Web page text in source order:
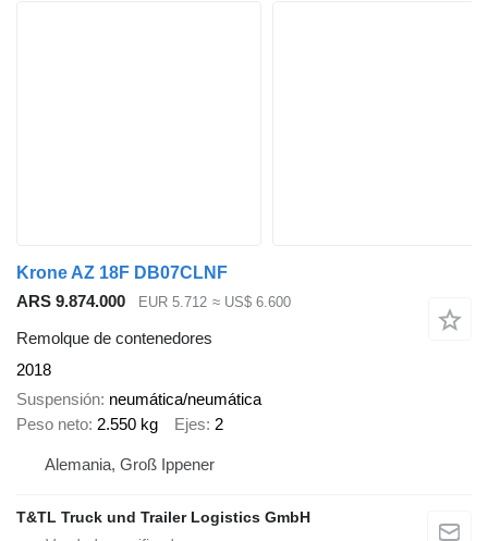
Krone AZ 18F DB07CLNF
ARS 9.874.000
EUR 5.712 ≈ US$ 6.600
Remolque de contenedores
2018
Suspensión neumática/neumática
Peso neto 2.550 kg Ejes 2
Alemania, Groß Ippener
T&TL Truck und Trailer Logistics GmbH